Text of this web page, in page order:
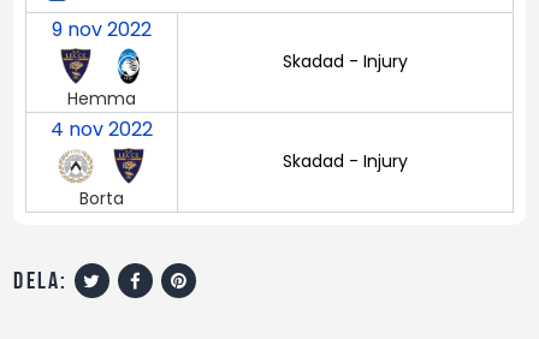
9 nov 2022
Hemma
Skadad - Injury
4 nov 2022
Borta
Skadad - Injury
dela: